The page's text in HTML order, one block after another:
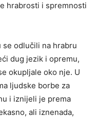
hrabrosti i spremnosti
se odlučili na hrabru
dug jezik i opremu,
okupljale oko nje. U
ljudske borbe za
i iznijeli je prema
ali iznenada,